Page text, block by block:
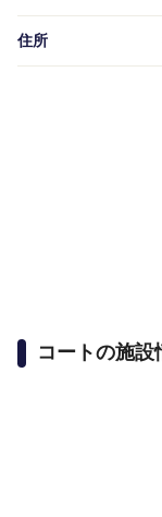
住所
コートの施設